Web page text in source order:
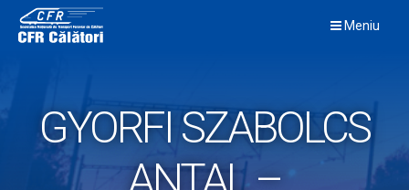
content
Meniu
GYORFI SZABOLCS
ANTAL –